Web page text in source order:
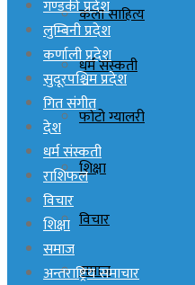
कला साहित्य
धर्म संस्कती
फोटो ग्यालरी
शिक्षा
विचार
समाज
गण्डकी प्रदेश
लुम्बिनी प्रदेश
कर्णाली प्रदेश
सुदूरपश्चिम प्रदेश
गित संगीत
देश
धर्म संस्कती
राशिफल
विचार
शिक्षा
समाज
अन्तराष्ट्रिय समाचार